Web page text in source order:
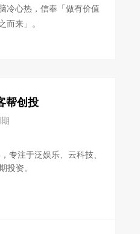
冷心热，信奉「做有价值
而来」。
帮创投
专注于泛娱乐、云科技、
投资。